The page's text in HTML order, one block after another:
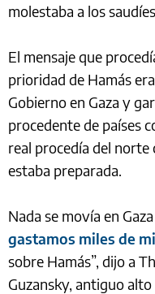
molestaba a los
El mensaje que
prioridad de Hamás
Gobierno en Gaza y
procedente de países
real procedía del norte
estaba preparada.
Nada se movía en
gastamos miles de
sobre Hamás”, dijo a
Guzansky, antiguo